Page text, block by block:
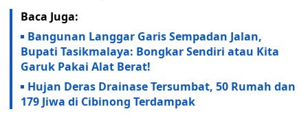
Baca Juga:
Bangunan Langgar Garis Sempadan Jalan,
Bupati Tasikmalaya: Bongkar Sendiri atau Kita
Garuk Pakai Alat Berat!
Hujan Deras Drainase Tersumbat, 50 Rumah dan
179 Jiwa di Cibinong Terdampak